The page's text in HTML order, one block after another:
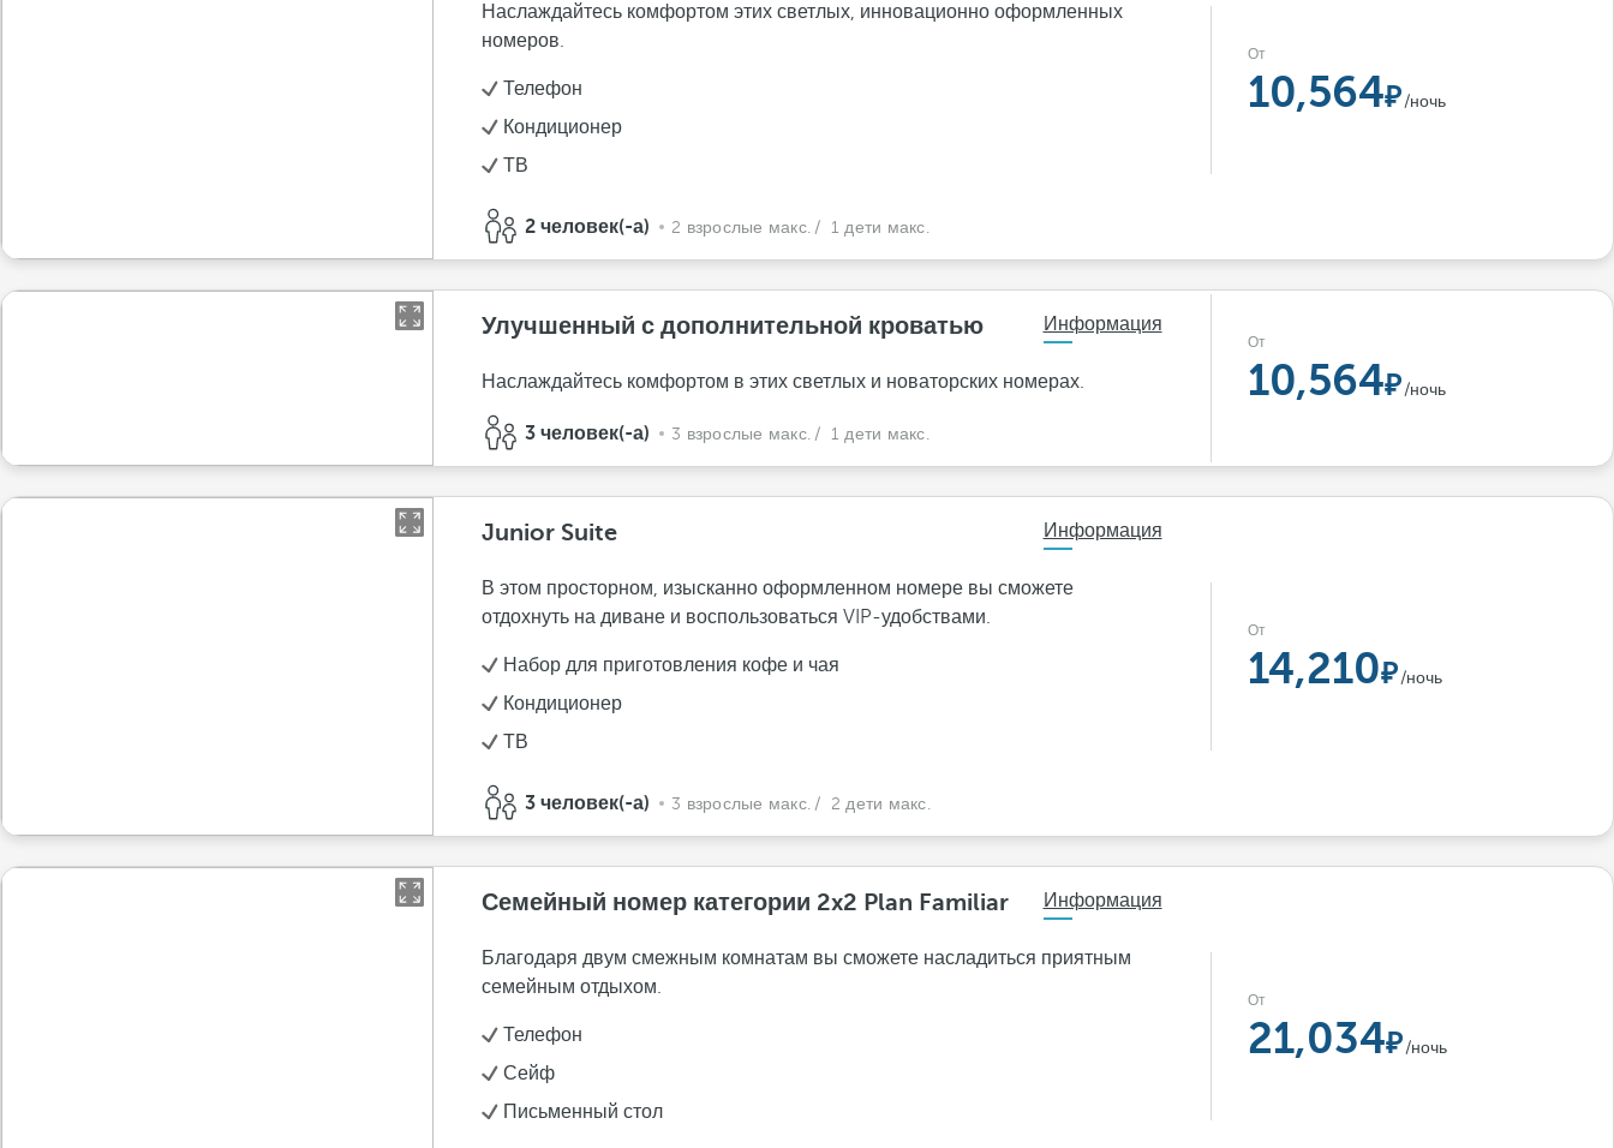
Наслаждайтесь комфортом этих светлых, инновационно оформленных
номеров.
Телефон
Кондиционер
ТВ
2 человек(-а) 2 взрослые макс. / 1 дети макс.
От
10,564 /ночь
Улучшенный с дополнительной кроватью Информация
Наслаждайтесь комфортом в этих светлых и новаторских номерах.
3 человек(-а) 3 взрослые макс. / 1 дети макс.
От
10,564 /ночь
Junior Suite Информация
В этом просторном, изысканно оформленном номере вы сможете
отдохнуть на диване и воспользоваться VIP-удобствами.
Набор для приготовления кофе и чая
Кондиционер
ТВ
3 человек(-а) 3 взрослые макс. / 2 дети макс.
От
14,210 /ночь
Семейный номер категории 2x2 Plan Familiar Информация
Благодаря двум смежным комнатам вы сможете насладиться приятным
семейным отдыхом.
Телефон
Сейф
Письменный стол
От
21,034 /ночь